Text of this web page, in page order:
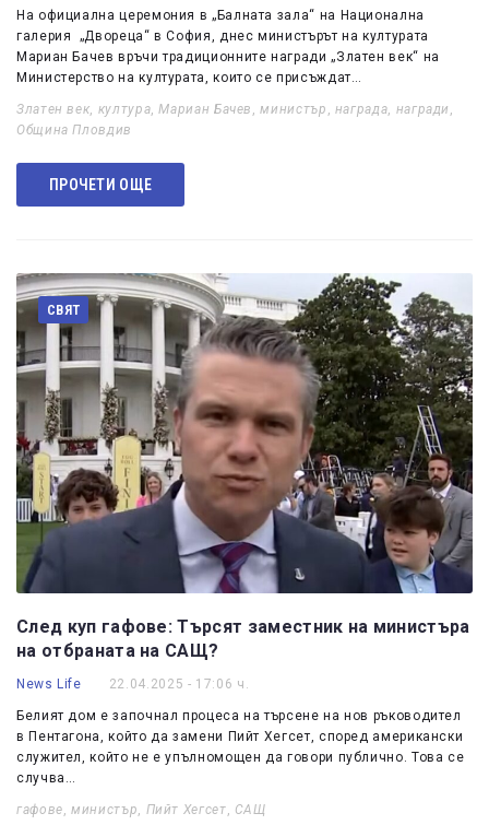
На официална церемония в „Балната зала“ на Национална
галерия „Двореца“ в София, днес министърът на културата
Мариан Бачев връчи традиционните награди „Златен век“ на
Министерство на културата, които се присъждат…
Златен век, култура,Мариан Бачев ,министър , награда, награди ,
Община Пловдив
ПРОЧЕТИ ОЩЕ
СВЯТ
След куп гафове: Търсят заместник на министъра
на отбраната на САЩ?
News Life 22.04.2025 - 17:06 ч.
Белият дом е започнал процеса на търсене на нов ръководител
в Пентагона, който да замени Пийт Хегсет, според американски
служител, който не е упълномощен да говори публично. Това се
случва…
гафове,министър, Пийт Хегсет, САЩ